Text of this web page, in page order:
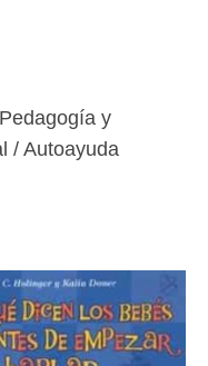
Pedagogía y
/ Autoayuda